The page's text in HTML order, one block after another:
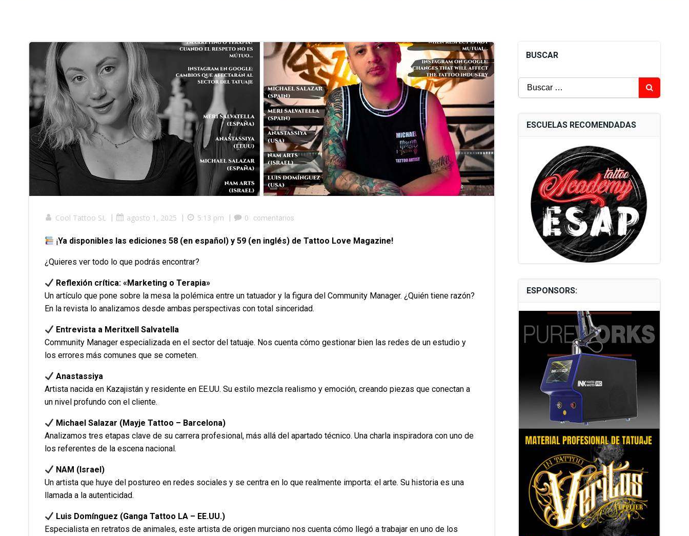
Cool Tattoo SL | agosto 1, 2025 | 5:13 pm | 0 comentarios
¡Ya disponibles las ediciones 58 (en español) y 59 (en inglés) de Tattoo Love Magazine!
¿Quieres ver todo lo que podrás encontrar?
Reflexión crítica: «Marketing o Terapia»
Un artículo que pone sobre la mesa la polémica entre un tatuador y la figura del Community Manager. ¿Quién tiene razón?
En la revista lo analizamos desde ambas perspectivas con total sinceridad.
Entrevista a Meritxell Salvatella
Community Manager especializada en el sector del tatuaje. Nos cuenta cómo gestionar bien las redes de un estudio y
los errores más comunes que se cometen.
Anastassiya
Artista nacida en Kazajistán y residente en EE.UU. Su estilo mezcla realismo y emoción, creando piezas que conectan a
un nivel profundo con el cliente.
Michael Salazar (Mayje Tattoo – Barcelona)
Analizamos tres etapas clave de su carrera profesional, más allá del apartado técnico. Una charla inspiradora con uno de
los referentes de la escena nacional.
NAM (Israel)
Un artista que huye del postureo en redes sociales y se centra en lo que realmente importa: el arte. Su historia es una
llamada a la autenticidad.
Luis Domínguez (Ganga Tattoo LA – EE.UU.)
Especialista en retratos de animales, este artista de origen murciano nos cuenta cómo llegó a trabajar en uno de los
BUSCAR
Buscar:
ESCUELAS RECOMENDADAS
ESPONSORS: